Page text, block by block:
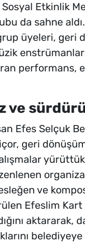
Etkinlik
da sahne
üyeleri, geri
performans,
ve
Efes Selçuk
geri
ve
Efeslim